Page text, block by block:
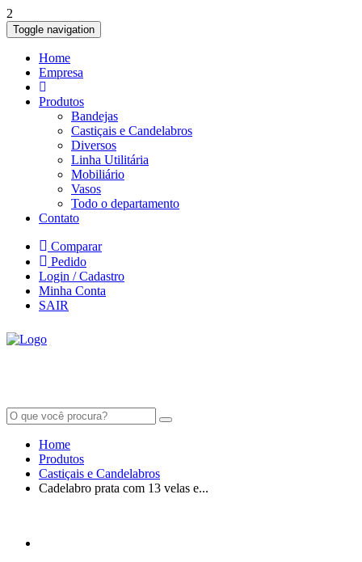
2
Toggle navigation
Home
Empresa
Produtos
Bandejas
Castiçais e Candelabros
Diversos
Linha Utilitária
Mobiliário
Vasos
Todo o departamento
Contato
Comparar
Pedido
Login / Cadastro
Minha Conta
SAIR
Home
Produtos
Castiçais e Candelabros
Cadelabro prata com 13 velas e...